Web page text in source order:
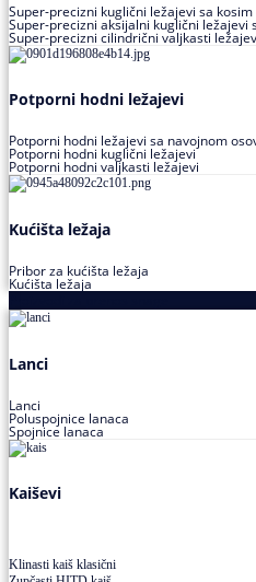
Super-precizni kuglični ležajevi sa
Super-precizni aksijalni kuglični ležajevi
Super-precizni cilindrični valjkasti
Potporni hodni ležajevi
Potporni hodni ležajevi sa navojnom
Potporni hodni kuglični ležajevi
Potporni hodni valjkasti ležajevi
Kućišta ležaja
Pribor za kućišta ležaja
Kućišta ležaja
Lanci
Lanci
Poluspojnice lanaca
Spojnice lanaca
Kaiševi
Klinasti kaiš klasični